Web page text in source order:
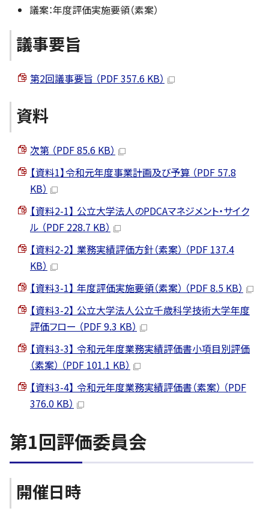
議案：年度評価実施要領（素案）
議事要旨
第2回議事要旨 （PDF 357.6 KB）
資料
次第 （PDF 85.6 KB）
【資料1】令和元年度事業計画及び予算 （PDF 57.8
KB）
【資料2-1】 公立大学法人のPDCAマネジメント・サイク
ル （PDF 228.7 KB）
【資料2-2】 業務実績評価方針（素案） （PDF 137.4
KB）
【資料3-1】 年度評価実施要領（素案） （PDF 8.5 KB）
【資料3-2】 公立大学法人公立千歳科学技術大学年度
評価フロー （PDF 9.3 KB）
【資料3-3】 令和元年度業務実績評価書小項目別評価
（素案） （PDF 101.1 KB）
【資料3-4】 令和元年度業務実績評価書（素案） （PDF
376.0 KB）
第1回評価委員会
開催日時